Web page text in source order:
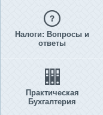
Налоги: Вопросы и
ответы
Практическая
Бухгалтерия